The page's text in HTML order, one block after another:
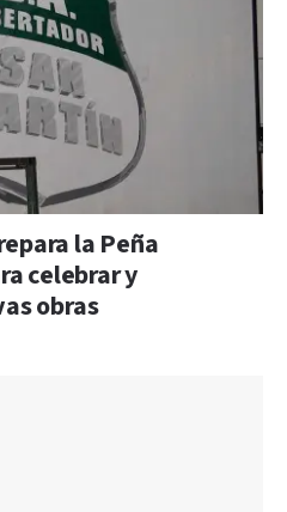
la Peña
celebrar y
obras